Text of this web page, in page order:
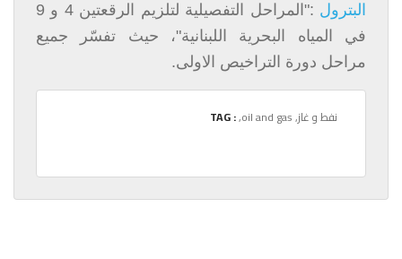
البترول
:"المراحل التفصيلية لتلزيم الرقعتين 4 و 9
في المياه البحرية اللبنانية"، حيث تفسّر جميع
مراحل دورة التراخيص الاولى.
TAG :,oil and gas ,نفط و غاز